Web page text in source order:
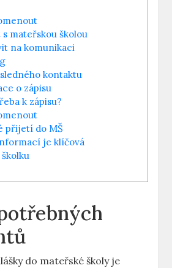
mateřskou školou
na komunikaci
kontaktu
o zápisu
k ⁢zápisu?
přijetí do MŠ
je klíčová
do mateřské školy je